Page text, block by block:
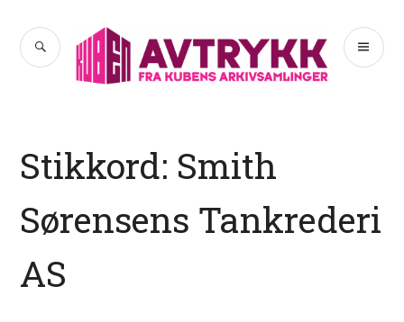
innhold
Avtrykk
SØK
Stikkord: Smith
Sørensens Tankrederi
AS